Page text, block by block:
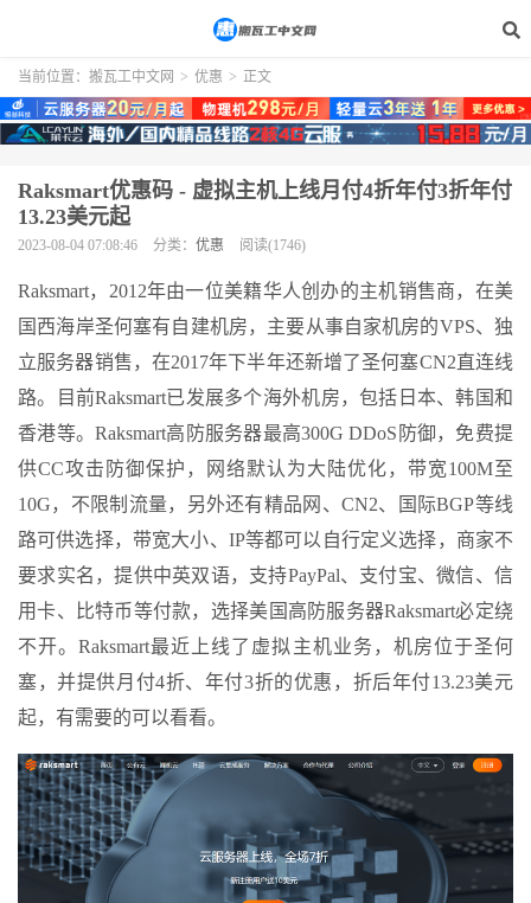
当前位置： 搬瓦工中文网 > 优惠 > 正文
Raksmart优惠码 - 虚拟主机上线月付4折年付3折年付
13.23美元起
2023-08-04 07:08:46 分类： 优惠 阅读(1746)
Raksmart，2012年由一位美籍华人创办的主机销售商，在美
国西海岸圣何塞有自建机房，主要从事自家机房的VPS、独
立服务器销售，在2017年下半年还新增了圣何塞CN2直连线
路。目前Raksmart已发展多个海外机房，包括日本、韩国和
香港等。Raksmart高防服务器最高300G DDoS防御，免费提
供CC攻击防御保护，网络默认为大陆优化，带宽100M至
10G，不限制流量，另外还有精品网、CN2、国际BGP等线
路可供选择，带宽大小、IP等都可以自行定义选择，商家不
要求实名，提供中英双语，支持PayPal、支付宝、微信、信
用卡、比特币等付款，选择美国高防服务器Raksmart必定绕
不开。Raksmart最近上线了虚拟主机业务，机房位于圣何
塞，并提供月付4折、年付3折的优惠，折后年付13.23美元
起，有需要的可以看看。